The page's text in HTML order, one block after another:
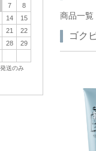
商品一覧
ゴク
7
8
14
15
21
22
28
29
発送のみ